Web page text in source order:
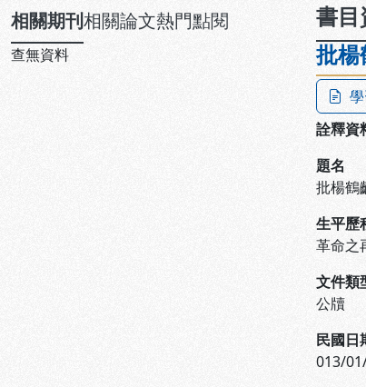
相關期刊相關論文熱門點閱
查無資料
書目
批楊
詮釋資
題名
批楊鶴
生平歷
革命之
文件類
公牘
民國日
013/